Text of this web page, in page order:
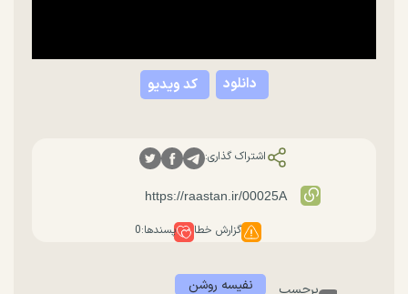
کد ویدیو دانلود
اشتراک گذاری:
گزارش خطا پسندها:0
نفیسه روشن